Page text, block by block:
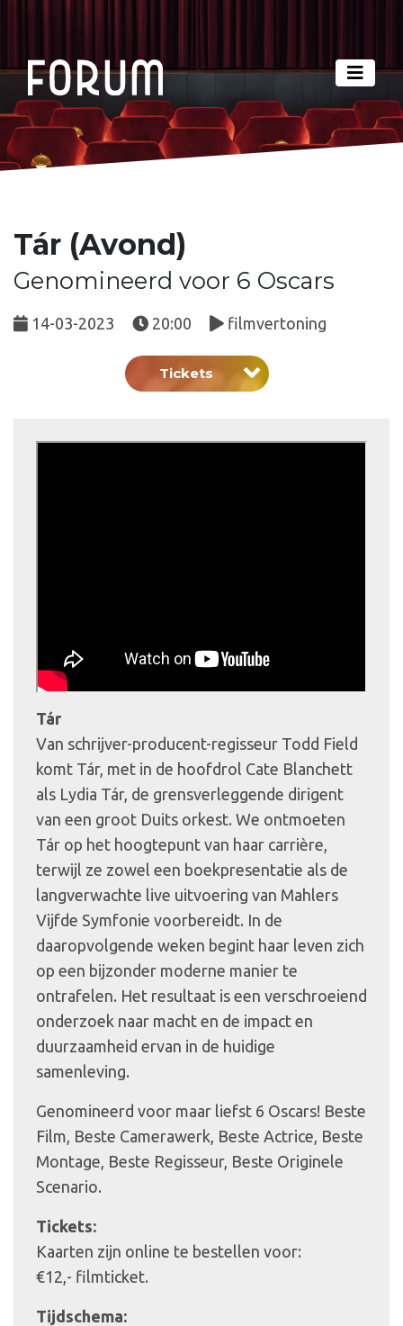
Tár (Avond)
Genomineerd voor 6 Oscars
14-03-2023 20:00 filmvertoning
Tickets
Tár
Van schrijver-producent-regisseur Todd Field
komt Tár, met in de hoofdrol Cate Blanchett
als Lydia Tár, de grensverleggende dirigent
van een groot Duits orkest. We ontmoeten
Tár op het hoogtepunt van haar carrière,
terwijl ze zowel een boekpresentatie als de
langverwachte live uitvoering van Mahlers
Vijfde Symfonie voorbereidt. In de
daaropvolgende weken begint haar leven zich
op een bijzonder moderne manier te
ontrafelen. Het resultaat is een verschroeiend
onderzoek naar macht en de impact en
duurzaamheid ervan in de huidige
samenleving.
Genomineerd voor maar liefst 6 Oscars! Beste
Film, Beste Camerawerk, Beste Actrice, Beste
Montage, Beste Regisseur, Beste Originele
Scenario.
Tickets:
Kaarten zijn online te bestellen voor:
€12,- filmticket.
Tijdschema: